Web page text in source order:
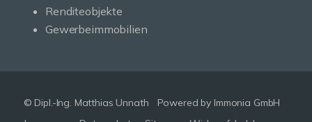
Renditeobjekte
Gewerbeimmobilien
© Dipl.-Ing. Matthias Unnath
Powered by Immonia GmbH